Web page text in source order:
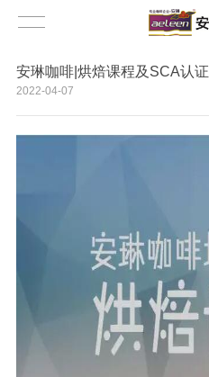
安琳咖啡|烘焙课程及SCA认证
2022-04-07